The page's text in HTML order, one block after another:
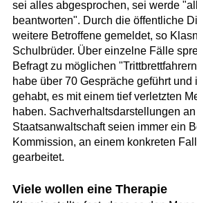
sei alles abgesprochen, sei werde
beantworten". Durch die öffentliche
weitere Betroffene gemeldet, so
Schulbrüder. Über einzelne Fälle
Befragt zu möglichen
habe über 70 Gespräche geführt und
gehabt, es mit einem tief verletzten
haben. Sachverhaltsdarstellungen
Staatsanwaltschaft seien immer ein
Kommission, an einem konkreten
gearbeitet.
Viele wollen eine Therapie